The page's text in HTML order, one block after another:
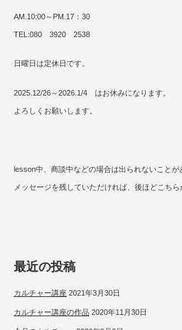
AM.10:00～PM.17：30
TEL:080 3920 2538
日曜日は定休日です。
2025.12/26～2026.1/4 はお休みになります。
よろしくお願いします。
lesson中、商談中などの場合は出られないことが
メッセージを残していただければ、後ほどこち
最近の投稿
カルチャー講座 2021年3月30日
カルチャー講座の作品 2020年11月30日